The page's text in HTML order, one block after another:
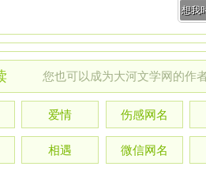
想我
您也可以成为大河文学网的作
爱情 伤感网名
相遇 微信网名